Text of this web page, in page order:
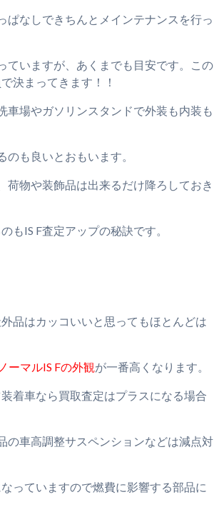
ぱなしできちんとメインテナンスを行っ
ていますが、あくまでも目安です。この
決まってきます！！
車場やガソリンスタンドで外装も内装も
も良いとおもいます。
荷物や装飾品は出来るだけ降ろしておき
もIS F査定アップの秘訣です。
品はカッコいいと思ってもほとんどは
ノーマルIS Fの外観が一番高くなります。
着車なら買取査定はプラスになる場合
の車高調整サスペンションなどは減点対
っていますので燃費に影響する部品に